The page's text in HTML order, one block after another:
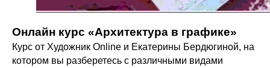
Онлайн курс «Архитектура в графике»
Курс от Художник Online и Екатерины Бердюгиной, на
котором вы разберетесь с различными видами